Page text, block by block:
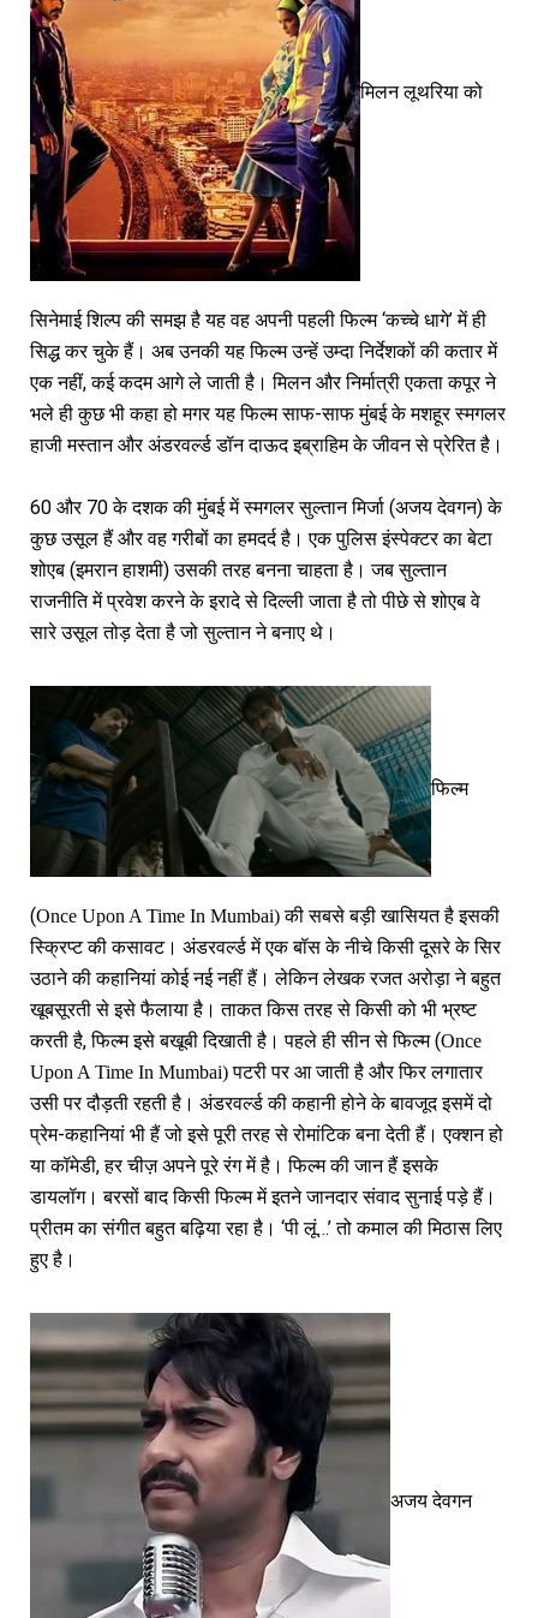
मिलन लूथरिया को
सिनेमाई शिल्प की समझ है यह वह अपनी पहली फिल्म ‘कच्चे धागे’ में ही
सिद्ध कर चुके हैं। अब उनकी यह फिल्म उन्हें उम्दा निर्देशकों की कतार में
एक नहीं, कई कदम आगे ले जाती है। मिलन और निर्मात्री एकता कपूर ने
भले ही कुछ भी कहा हो मगर यह फिल्म साफ-साफ मुंबई के मशहूर स्मगलर
हाजी मस्तान और अंडरवर्ल्ड डॉन दाऊद इब्राहिम के जीवन से प्रेरित है।
60 और 70 के दशक की मुंबई में स्मगलर सुल्तान मिर्जा (अजय देवगन) के
कुछ उसूल हैं और वह गरीबों का हमदर्द है। एक पुलिस इंस्पेक्टर का बेटा
शोएब (इमरान हाशमी) उसकी तरह बनना चाहता है। जब सुल्तान
राजनीति में प्रवेश करने के इरादे से दिल्ली जाता है तो पीछे से शोएब वे
सारे उसूल तोड़ देता है जो सुल्तान ने बनाए थे।
फिल्म
(Once Upon A Time In Mumbai)की सबसे बड़ी खासियत है इसकी
स्क्रिप्ट की कसावट। अंडरवर्ल्ड में एक बॉस के नीचे किसी दूसरे के सिर
उठाने की कहानियां कोई नई नहीं हैं। लेकिन लेखक रजत अरोड़ा ने बहुत
खूबसूरती से इसे फैलाया है। ताकत किस तरह से किसी को भी भ्रष्ट
करती है, फिल्म इसे बखूबी दिखाती है। पहले ही सीन से फिल्म (Once
Upon A Time In Mumbai)पटरी पर आ जाती है और फिर लगातार
उसी पर दौड़ती रहती है। अंडरवर्ल्ड की कहानी होने के बावजूद इसमें दो
प्रेम-कहानियां भी हैं जो इसे पूरी तरह से रोमांटिक बना देती हैं। एक्शन हो
या कॉमेडी, हर चीज़ अपने पूरे रंग में है। फिल्म की जान हैं इसके
डायलॉग। बरसों बाद किसी फिल्म में इतने जानदार संवाद सुनाई पड़े हैं।
प्रीतम का संगीत बहुत बढ़िया रहा है। ‘पी लूं…’ तो कमाल की मिठास लिए
हुए है।
अजय देवगन